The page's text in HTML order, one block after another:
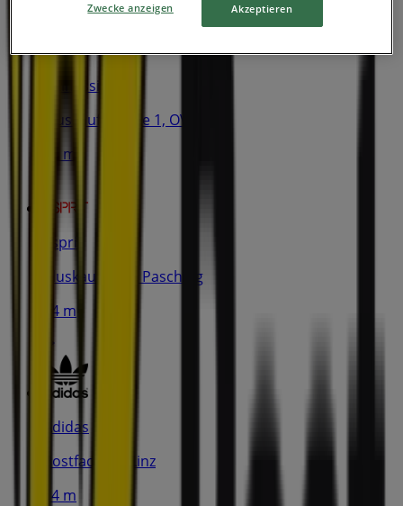
Intimissimi
Pluskaufstrasse 1, OVE, Linz
14 m
Esprit
Pluskaufstr. 7, Pasching
14 m
Adidas
Postfach 18, Linz
14 m
Zwecke anzeigen Akzeptieren